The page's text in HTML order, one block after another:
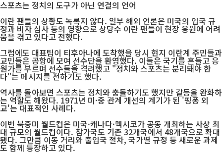
스포츠는 정치의 도구가 아닌 연결의 언어
이란 팬들의 상황도 녹록지 않다. 일부 해외 언론은 미국의 입국 규
정과 비자 심사 등의 영향으로 상당수 이란 팬들이 현장 응원에 어려
움을 겪고 있다고 전했다.
그럼에도 대표팀이 티후아나에 도착했을 당시 현지 이란계 주민들과
교민들은 공항에 모여 선수단을 환영했다. 이들은 국기를 흔들고 응
원가를 부르며 선수들을 격려했고 "정치와 스포츠는 분리돼야 한
다"는 메시지를 전하기도 했다.
역사를 돌아보면 스포츠는 정치와 충돌하기도 했지만 갈등을 완화하
는 역할도 해왔다. 1971년 미·중 관계 개선의 계기가 된 '핑퐁 외
교'는 대표적인 사례다.
이번 북중미 월드컵은 미국·캐나다·멕시코가 공동 개최하는 사상 최
대 규모의 월드컵이다. 참가국도 기존 32개국에서 48개국으로 확대
됐다. 그만큼 이동 거리와 출입국 절차, 국가별 규정 등 새로운 과제
도 함께 등장하고 있다.